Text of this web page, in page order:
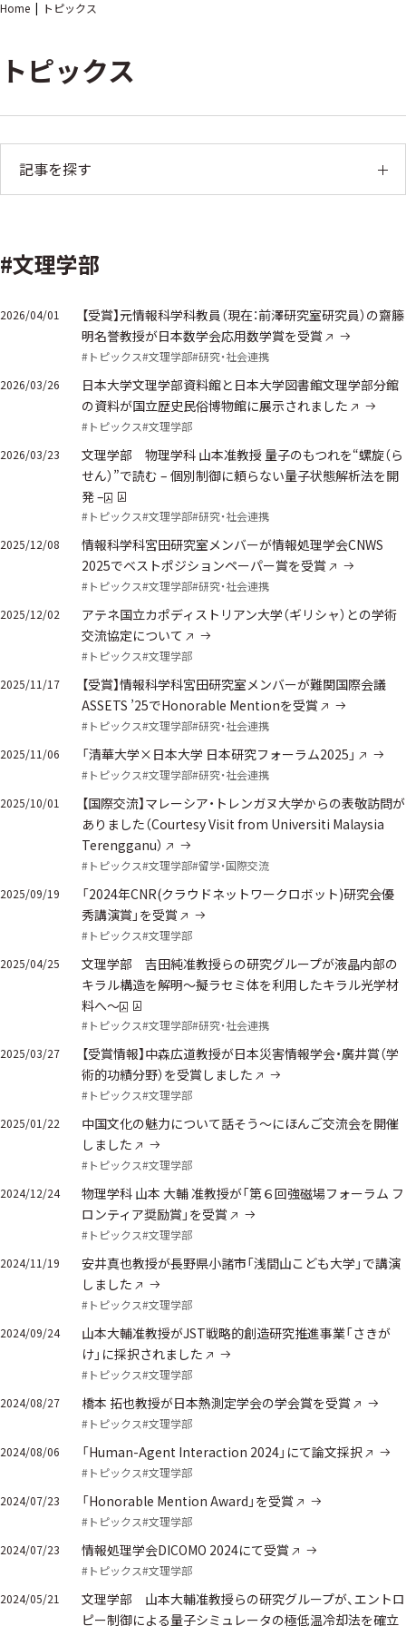
Home トピックス
トピックス
記事を探す
#文理学部
2026/04/01
【受賞】元情報科学科教員（現在：前澤研究室研究員）の齋籐
明名誉教授が日本数学会応用数学賞を受賞
#トピックス#文理学部#研究・社会連携
2026/03/26
日本大学文理学部資料館と日本大学図書館文理学部分館
の資料が国立歴史民俗博物館に展示されました
#トピックス#文理学部
2026/03/23
文理学部 物理学科 山本准教授 量子のもつれを“螺旋（ら
せん）”で読む – 個別制御に頼らない量子状態解析法を開
発 –
#トピックス#文理学部#研究・社会連携
2025/12/08
情報科学科宮田研究室メンバーが情報処理学会CNWS
2025でベストポジションペーパー賞を受賞
#トピックス#文理学部#研究・社会連携
2025/12/02
アテネ国立カポディストリアン大学（ギリシャ）との学術
交流協定について
#トピックス#文理学部
2025/11/17
【受賞】情報科学科宮田研究室メンバーが難関国際会議
ASSETS ’25でHonorable Mentionを受賞
#トピックス#文理学部#研究・社会連携
2025/11/06
「清華大学×日本大学 日本研究フォーラム2025」
#トピックス#文理学部#研究・社会連携
2025/10/01
【国際交流】マレーシア・トレンガヌ大学からの表敬訪問が
ありました（Courtesy Visit from Universiti Malaysia
Terengganu）
#トピックス#文理学部#留学・国際交流
2025/09/19
「2024年CNR(クラウドネットワークロボット)研究会優
秀講演賞」を受賞
#トピックス#文理学部
2025/04/25
文理学部 吉田純准教授らの研究グループが液晶内部の
キラル構造を解明～擬ラセミ体を利用したキラル光学材
料へ～
#トピックス#文理学部#研究・社会連携
2025/03/27
【受賞情報】中森広道教授が日本災害情報学会・廣井賞（学
術的功績分野）を受賞しました
#トピックス#文理学部
2025/01/22
中国文化の魅力について話そう～にほんご交流会を開催
しました
#トピックス#文理学部
2024/12/24
物理学科 山本 大輔 准教授が「第６回強磁場フォーラム フ
ロンティア奨励賞」を受賞
#トピックス#文理学部
2024/11/19
安井真也教授が長野県小諸市「浅間山こども大学」で講演
しました
#トピックス#文理学部
2024/09/24
山本大輔准教授がJST戦略的創造研究推進事業「さきが
け」に採択されました
#トピックス#文理学部
2024/08/27
橋本 拓也教授が日本熱測定学会の学会賞を受賞
#トピックス#文理学部
2024/08/06
「Human-Agent Interaction 2024」にて論文採択
#トピックス#文理学部
2024/07/23
「Honorable Mention Award」を受賞
#トピックス#文理学部
2024/07/23
情報処理学会DICOMO 2024にて受賞
#トピックス#文理学部
2024/05/21
文理学部 山本大輔准教授らの研究グループが、エントロ
ピー制御による量子シミュレータの極低温冷却法を確立